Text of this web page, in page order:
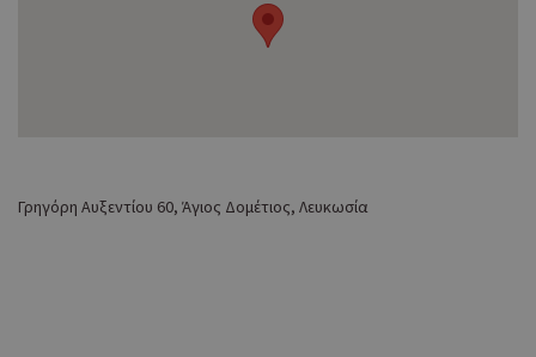
Γρηγόρη Αυξεντίου 60, Άγιος Δομέτιος, Λευκωσία